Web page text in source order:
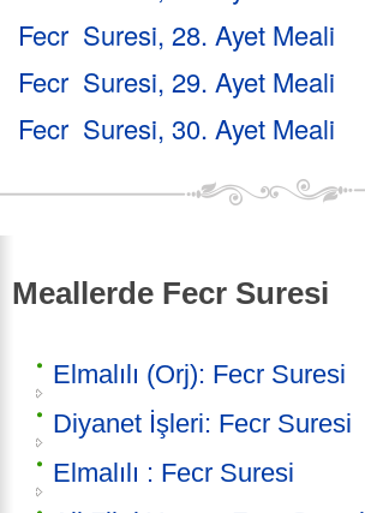
Fecr Suresi, 28. Ayet Meali
Fecr Suresi, 29. Ayet Meali
Fecr Suresi, 30. Ayet Meali
Meallerde Fecr Suresi
Elmalılı (Orj): Fecr Suresi
Diyanet İşleri: Fecr Suresi
Elmalılı : Fecr Suresi